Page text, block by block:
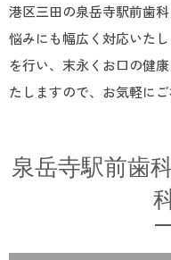
港区三田の泉岳寺駅前歯
悩みにも幅広く対応いた
を行い、末永くお口の健
たしますので、お気軽にご
泉岳寺駅前歯